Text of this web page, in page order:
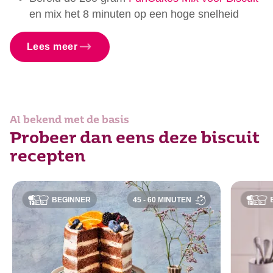
en mix het 8 minuten op een hoge snelheid
Lees meer
Al bekend met de basis
Probeer dan eens deze biscuit
recepten
BEGINNER 45 - 60 MINUTEN